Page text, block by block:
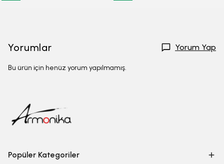
Yorumlar Yorum Yap
Bu ürün için henüz yorum yapılmamış.
Popüler Kategoriler